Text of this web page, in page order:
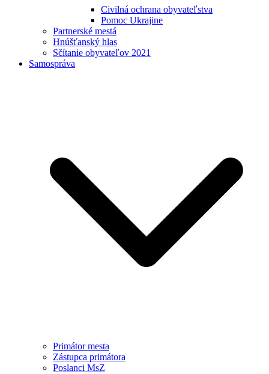
Civilná ochrana obyvateľstva
Pomoc Ukrajine
Partnerské mestá
Hnúšťanský hlas
Sčítanie obyvateľov 2021
Samospráva
Primátor mesta
Zástupca primátora
Poslanci MsZ